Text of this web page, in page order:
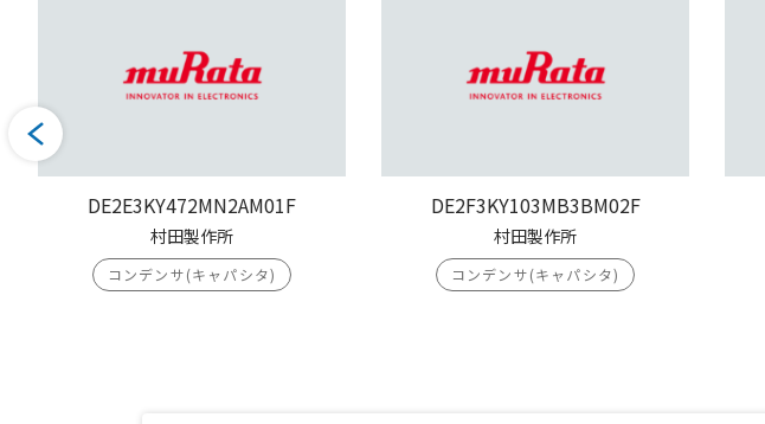
DE2E3KY472MN2AM01F
村田製作所
コンデンサ(キャパシタ)
DE2F3KY103MB3BM02F
村田製作所
コンデンサ(キャパシタ)